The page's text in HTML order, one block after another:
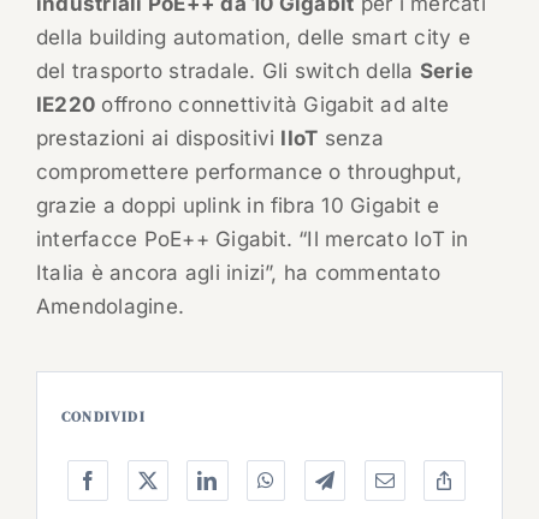
della building automation, delle smart city e
del trasporto stradale. Gli switch della Serie
IE220 offrono connettività Gigabit ad alte
prestazioni ai dispositivi IIoT senza
compromettere performance o throughput,
grazie a doppi uplink in fibra 10 Gigabit e
interfacce PoE++ Gigabit. “Il mercato IoT in
Italia è ancora agli inizi”, ha commentato
Amendolagine.
CONDIVIDI